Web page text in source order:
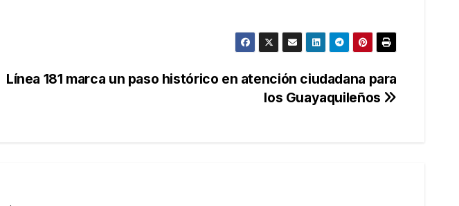
Línea 181 marca un paso histórico en atención ciudadana para
los Guayaquileños